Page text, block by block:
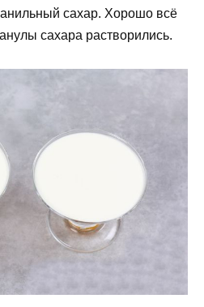
сахар. Хорошо всё
сахара растворились.